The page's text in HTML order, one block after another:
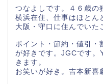
つなよしです。４６歳の
横浜在住、仕事はほとん
大阪・守口に住んでいた
ポイント・節約・値引・
が好きです。JGCです
きます。
お笑いが好き。吉本新喜